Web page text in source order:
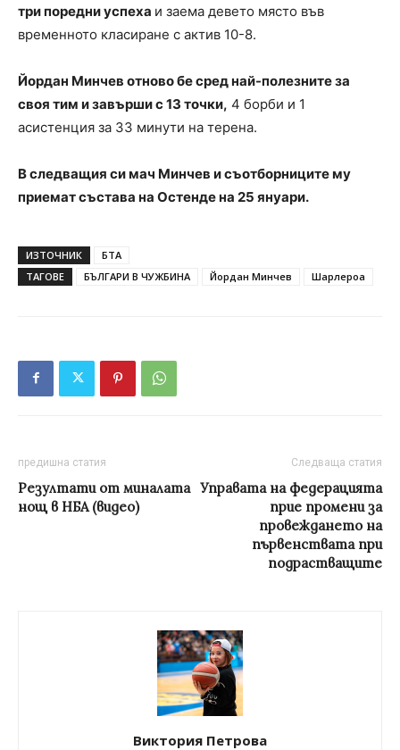
три поредни успеха и заема девето място във
временното класиране с актив 10-8.
Йордан Минчев отново бе сред най-полезните за
своя тим и завърши с 13 точки, 4 борби и 1
асистенция за 33 минути на терена.
В следващия си мач Минчев и съотборниците му
приемат състава на Остенде на 25 януари.
ИЗТОЧНИК
БТА
ТАГОВЕ
БЪЛГАРИ В ЧУЖБИНА Йордан Минчев Шарлероа
предишна статия
Резултати от миналата
нощ в НБА (видео)
Следваща статия
Управата на федерацията
прие промени за
провеждането на
първенствата при
подрастващите
Виктория Петрова